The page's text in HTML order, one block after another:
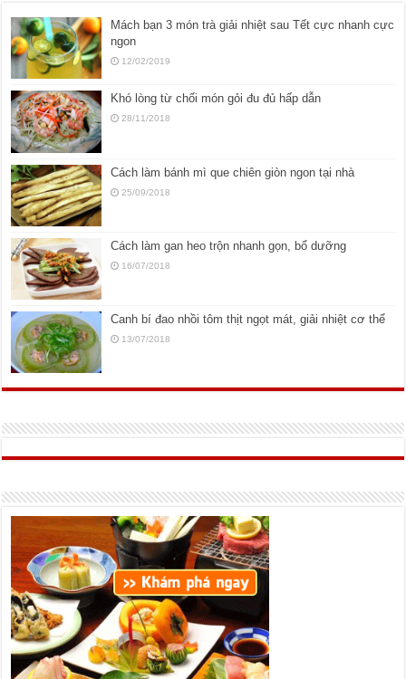
Mách bạn 3 món trà giải nhiệt sau Tết cực nhanh cực
ngon
12/02/2019
Khó lòng từ chối món gỏi đu đủ hấp dẫn
28/11/2018
Cách làm bánh mì que chiên giòn ngon tại nhà
25/09/2018
Cách làm gan heo trộn nhanh gọn, bổ dưỡng
16/07/2018
Canh bí đao nhồi tôm thịt ngọt mát, giải nhiệt cơ thể
13/07/2018